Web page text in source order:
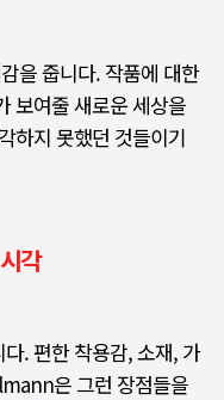
을 줍니다. 작품에 대한
보여줄 새로운 세상을
하지 못했던 것들이기
각
다. 편한 착용감,소재, 가
은 그런 장점들을